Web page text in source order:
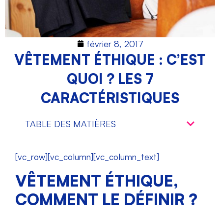
février 8, 2017
VÊTEMENT ÉTHIQUE : C’EST
QUOI ? LES 7
CARACTÉRISTIQUES
TABLE DES MATIÈRES
[vc_row][vc_column][vc_column_text]
VÊTEMENT ÉTHIQUE,
COMMENT LE DÉFINIR ?